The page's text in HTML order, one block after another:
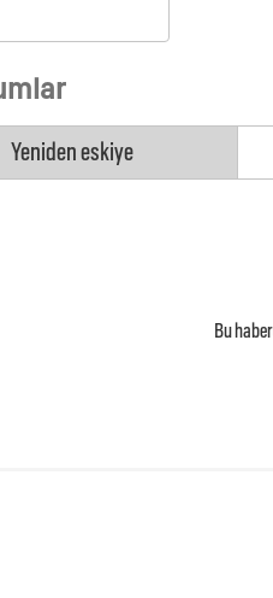
Yeniden eskiye
Bu